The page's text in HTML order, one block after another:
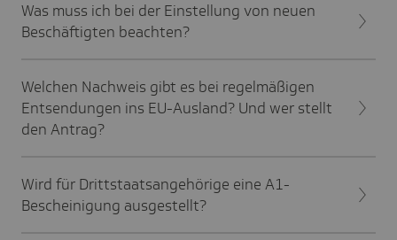
Was muss ich bei der Einstellung von neuen
Beschäftigten beachten?
Welchen Nachweis gibt es bei regelmäßigen
Entsendungen ins EU-Ausland? Und wer stellt
den Antrag?
Wird für Drittstaatsangehörige eine A1-
Bescheinigung ausgestellt?